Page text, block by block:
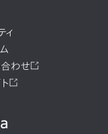
ィ
わせ